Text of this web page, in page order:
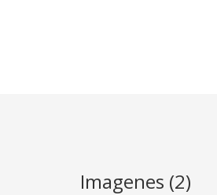
Imagenes (2)